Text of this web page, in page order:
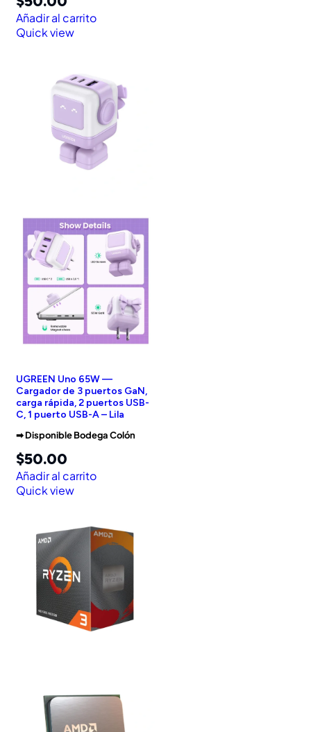
Añadir al carrito
Quick view
UGREEN Uno 65W —
Cargador de 3 puertos GaN,
carga rápida, 2 puertos USB-
C, 1 puerto USB-A – Lila
➡︎ Disponible Bodega Colón
$50.00
Añadir al carrito
Quick view